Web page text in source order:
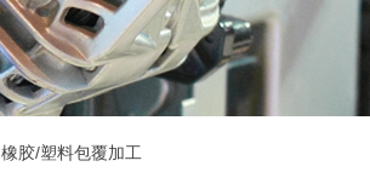
橡胶/塑料包覆加工